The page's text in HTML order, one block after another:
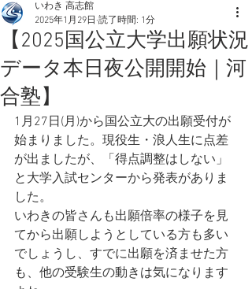
【2025国公立大学出願状況
データ本日夜公開開始｜河
合塾】
いわき 高志館
2025年1月29日 読了時間: 1分
1月27日(月)から国公立大の出願受付が
始まりました。現役生・浪人生に点差
が出ましたが、「得点調整はしない」
と大学入試センターから発表がありま
した。
いわきの皆さんも出願倍率の様子を見
てから出願しようとしている方も多い
でしょうし、すでに出願を済ませた方
も、他の受験生の動きは気になります